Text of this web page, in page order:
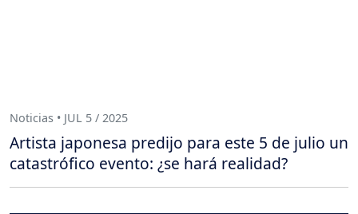
Noticias • JUL 5 / 2025
Artista japonesa predijo para este 5 de julio un
catastrófico evento: ¿se hará realidad?